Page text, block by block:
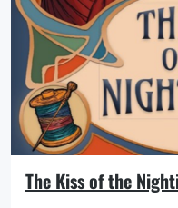
The Kiss of the